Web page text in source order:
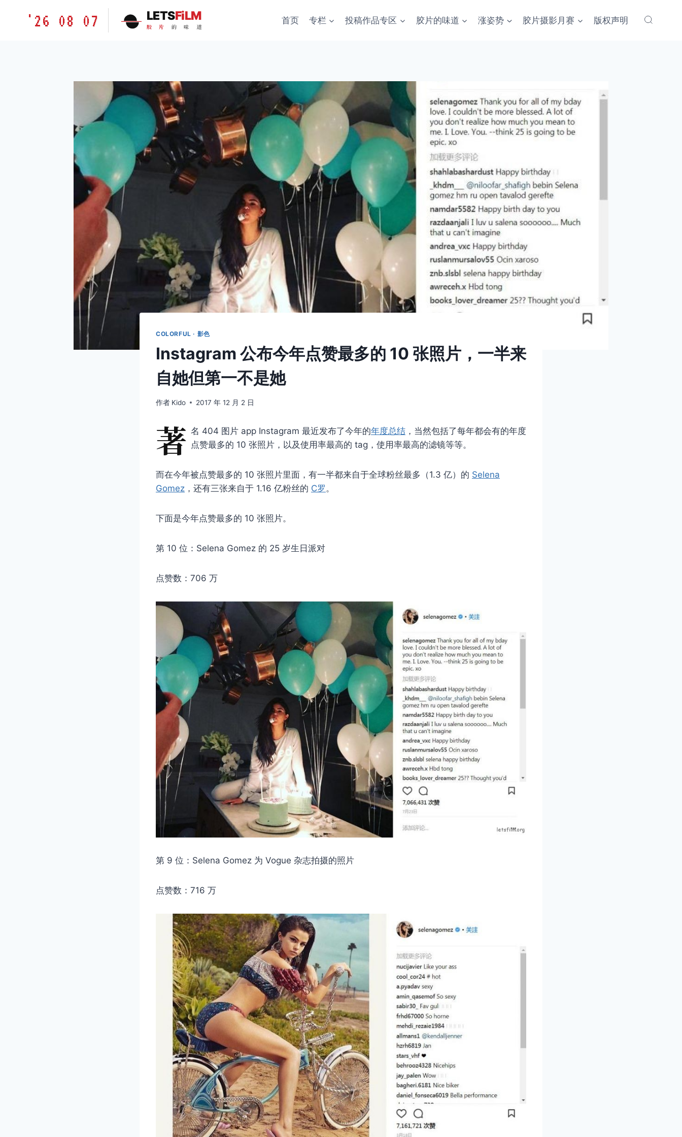
胶'26 08 07 LETSFiLM
胶 片 的 味 道
首页 专栏 投稿作品专区 胶片的味道 涨姿势 胶片摄影月赛 版权声明
COLORFUL · 影色
Instagram 公布今年点赞最多的 10 张照片，一半来
自她但第一不是她
作者 Kido 2017 年 12 月 2 日
著 名 404 图片 app Instagram 最近发布了今年的年度总结 ，当然包括了每年都会有的年度
点赞最多的 10 张照片，以及使用率最高的 tag，使用率最高的滤镜等等。
而在今年被点赞最多的 10 张照片里面，有一半都来自于全球粉丝最多（1.3 亿）的 Selena
Gomez ，还有三张来自于 1.16 亿粉丝的 C罗 。
下面是今年点赞最多的 10 张照片。
第 10 位：Selena Gomez 的 25 岁生日派对
点赞数：706 万
第 9 位：Selena Gomez 为 Vogue 杂志拍摄的照片
点赞数：716 万